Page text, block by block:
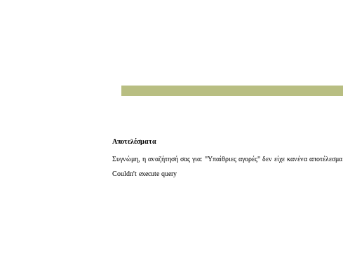
Αποτελέσματα
Συγνώμη, η αναζήτησή σας για: "Υπαίθριες αγορές" δεν είχε κανένα αποτέλεσμα
Couldn't execute query